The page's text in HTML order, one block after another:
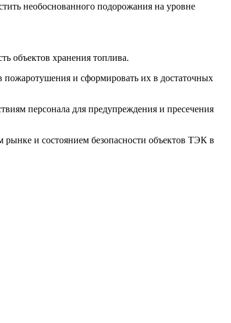
необоснованного подорожания на уровне
объектов хранения топлива.
пожаротушения и сформировать их в достаточных
персонала для предупреждения и пресечения
и состоянием безопасности объектов ТЭК в